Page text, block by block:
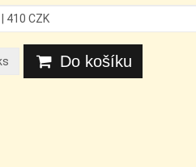
Do košíku